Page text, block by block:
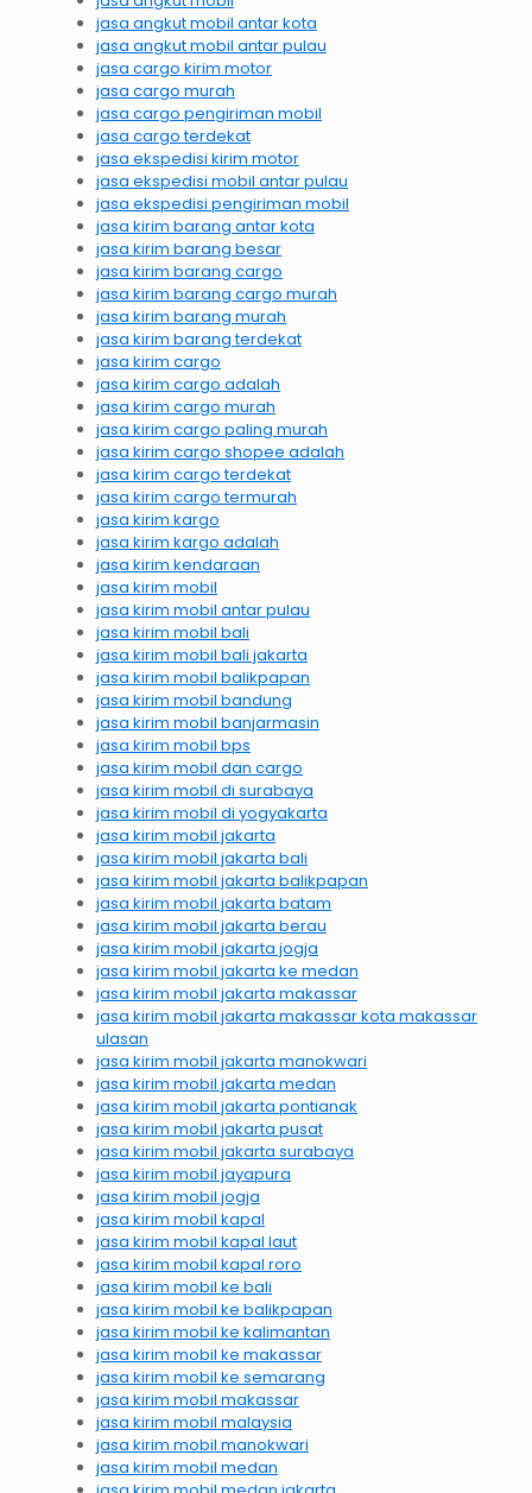
jasa angkut mobil antar kota
jasa angkut mobil antar pulau
jasa cargo kirim motor
jasa cargo murah
jasa cargo pengiriman mobil
jasa cargo terdekat
jasa ekspedisi kirim motor
jasa ekspedisi mobil antar pulau
jasa ekspedisi pengiriman mobil
jasa kirim barang antar kota
jasa kirim barang besar
jasa kirim barang cargo
jasa kirim barang cargo murah
jasa kirim barang murah
jasa kirim barang terdekat
jasa kirim cargo
jasa kirim cargo adalah
jasa kirim cargo murah
jasa kirim cargo paling murah
jasa kirim cargo shopee adalah
jasa kirim cargo terdekat
jasa kirim cargo termurah
jasa kirim kargo
jasa kirim kargo adalah
jasa kirim kendaraan
jasa kirim mobil
jasa kirim mobil antar pulau
jasa kirim mobil bali
jasa kirim mobil bali jakarta
jasa kirim mobil balikpapan
jasa kirim mobil bandung
jasa kirim mobil banjarmasin
jasa kirim mobil bps
jasa kirim mobil dan cargo
jasa kirim mobil di surabaya
jasa kirim mobil di yogyakarta
jasa kirim mobil jakarta
jasa kirim mobil jakarta bali
jasa kirim mobil jakarta balikpapan
jasa kirim mobil jakarta batam
jasa kirim mobil jakarta berau
jasa kirim mobil jakarta jogja
jasa kirim mobil jakarta ke medan
jasa kirim mobil jakarta makassar
jasa kirim mobil jakarta makassar kota makassar
ulasan
jasa kirim mobil jakarta manokwari
jasa kirim mobil jakarta medan
jasa kirim mobil jakarta pontianak
jasa kirim mobil jakarta pusat
jasa kirim mobil jakarta surabaya
jasa kirim mobil jayapura
jasa kirim mobil jogja
jasa kirim mobil kapal
jasa kirim mobil kapal laut
jasa kirim mobil kapal roro
jasa kirim mobil ke bali
jasa kirim mobil ke balikpapan
jasa kirim mobil ke kalimantan
jasa kirim mobil ke makassar
jasa kirim mobil ke semarang
jasa kirim mobil makassar
jasa kirim mobil malaysia
jasa kirim mobil manokwari
jasa kirim mobil medan